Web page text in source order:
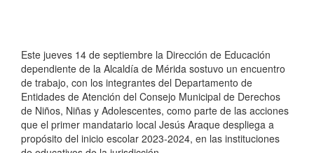
Este jueves 14 de septiembre la Dirección de Educación
dependiente de la Alcaldía de Mérida sostuvo un encuentro
de trabajo, con los integrantes del Departamento de
Entidades de Atención del Consejo Municipal de Derechos
de Niños, Niñas y Adolescentes, como parte de las acciones
que el primer mandatario local Jesús Araque despliega a
propósito del inicio escolar 2023-2024, en las instituciones